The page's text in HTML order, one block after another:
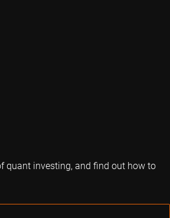
quant investing, and find out how to